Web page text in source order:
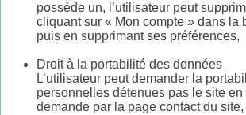
possède un, l’utilisateur peut
cliquant sur « Mon compte » dans la
puis en supprimant ses préférences,
Droit à la portabilité des données
L’utilisateur peut demander la
personnelles détenues pas le site
demande par la page contact du site,